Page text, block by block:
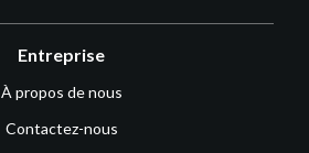
Entreprise
À propos de nous
Contactez-nous